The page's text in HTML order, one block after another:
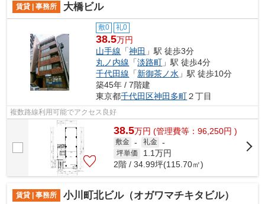
賃貸 | 事務所 大橋ビル
敷0 礼0
38.5万円
山手線 「神田 」駅 徒歩3分
丸ノ内線 「淡路町 」駅 徒歩4分
千代田線 「新御茶ノ水 」駅 徒歩10分
築45年 / 7階建
東京都千代田区神田多町２丁目
複数路線利用可能でアクセス良好
38.5万円 (管理費等：96,250円 )
敷金 - 礼金 -
坪単価 1.1万円
2階 / 34.99坪(115.70㎡)
賃貸 | 事務所 小川町北ビル（オガワマチキタビル）